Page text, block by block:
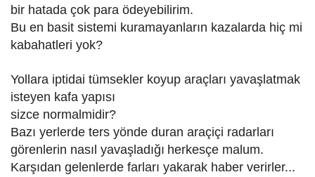
bir hatada çok para ödeyebilirim.
Bu en basit sistemi kuramayanların kazalarda hiç mi
kabahatleri yok?
Yollara iptidai tümsekler koyup araçları yavaşlatmak
isteyen kafa yapısı
sizce normalmidir?
Bazı yerlerde ters yönde duran araçiçi radarları
görenlerin nasıl yavaşladığı herkesçe malum.
Karşıdan gelenlerde farları yakarak haber verirler...